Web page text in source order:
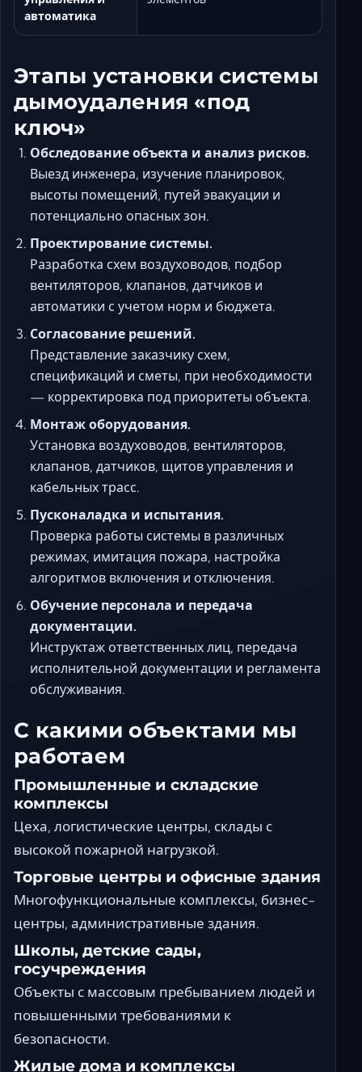
автоматика
Этапы установки системы
дымоудаления «под
ключ»
Обследование объекта и анализ рисков.
Выезд инженера, изучение планировок,
высоты помещений, путей эвакуации и
потенциально опасных зон.
Проектирование системы.
Разработка схем воздуховодов, подбор
вентиляторов, клапанов, датчиков и
автоматики с учетом норм и бюджета.
Согласование решений.
Представление заказчику схем,
спецификаций и сметы, при необходимости
— корректировка под приоритеты объекта.
Монтаж оборудования.
Установка воздуховодов, вентиляторов,
клапанов, датчиков, щитов управления и
кабельных трасс.
Пусконаладка и испытания.
Проверка работы системы в различных
режимах, имитация пожара, настройка
алгоритмов включения и отключения.
Обучение персонала и передача
документации.
Инструктаж ответственных лиц, передача
исполнительной документации и регламента
обслуживания.
С какими объектами мы
работаем
Промышленные и складские
комплексы
Цеха, логистические центры, склады с
высокой пожарной нагрузкой.
Торговые центры и офисные здания
Многофункциональные комплексы, бизнес-
центры, административные здания.
Школы, детские сады,
госучреждения
Объекты с массовым пребыванием людей и
повышенными требованиями к
безопасности.
Жилые дома и комплексы